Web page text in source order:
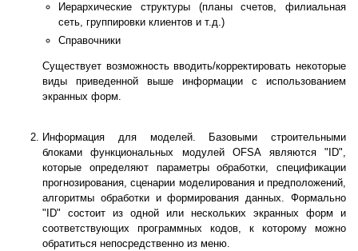
Иерархические структуры (планы счетов, филиальная
сеть, группировки клиентов и т.д.)
Справочники
Существует возможность вводить/корректировать некоторые
виды приведенной выше информации с использованием
экранных форм.
Информация для моделей. Базовыми строительными
блоками функциональных модулей OFSA являются "ID",
которые определяют параметры обработки, спецификации
прогнозирования, сценарии моделирования и предположений,
алгоритмы обработки и формирования данных. Формально
"ID" состоит из одной или нескольких экранных форм и
соответствующих программных кодов, к которому можно
обратиться непосредственно из меню.